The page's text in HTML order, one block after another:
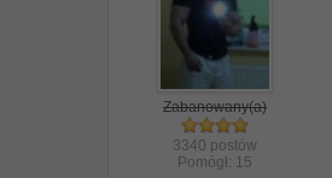
Zabanowany(a)
3340 postów
Pomógł: 15